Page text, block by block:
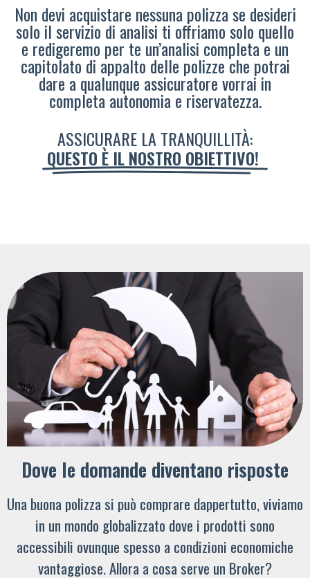
Non devi acquistare nessuna polizza se desideri
solo il servizio di analisi ti offriamo solo quello
e redigeremo per te un’analisi completa e un
capitolato di appalto delle polizze che potrai
dare a qualunque assicuratore vorrai in
completa autonomia e riservatezza.
ASSICURARE LA TRANQUILLITÀ:
QUESTO È IL NOSTRO OBIETTIVO!
Dove le domande diventano risposte
Una buona polizza si può comprare dappertutto, viviamo
in un mondo globalizzato dove i prodotti sono
accessibili ovunque spesso a condizioni economiche
vantaggiose. Allora a cosa serve un Broker?